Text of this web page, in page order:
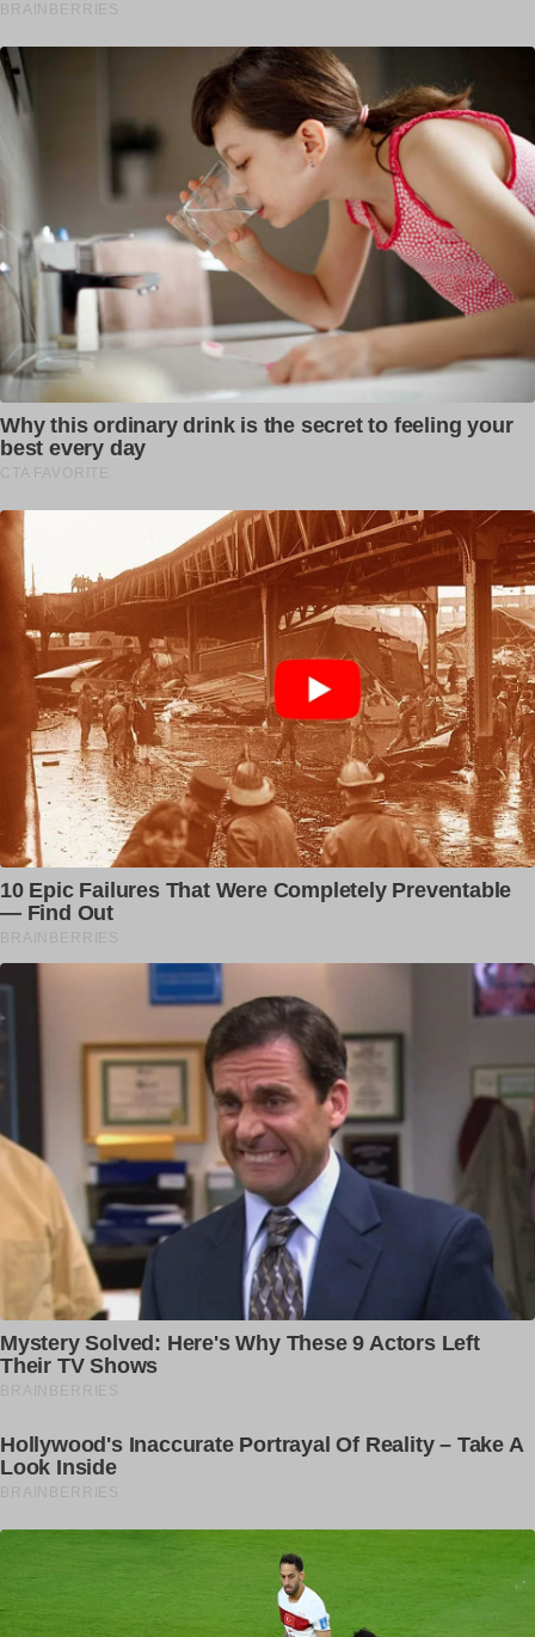
ਜਵਾਕਾਂ ਨਾਲ ਖੜੀ ਜਨਾਨੀ ਨਾਲ ਮੂੰਹ ਬੰਨ੍ਹ ਕੇ
ਆਇਆ ਬੰਦਾ ਕਰ...
dailypunjab
ਚੜ੍ਹਦੇ ਦਿਨ ਹੀ ਵੱਡੀ ਵਾ/ਰਦਾਤ, ਗੋ/ਲੀਆਂ ਨਾਲ
ਭੁੰਨਿਆ ਜਿੰਮ ਸੰਚਾਲਕ
dailypunjab
13 ਅਪ੍ਰੈਲ 1919 ਦਾ ਜਲਿਆਂਵਾਲਾ ਬਾਗ
ਹਤਿਆਕਾਂਡ ਕਦੇ ਵੀ ਭੁਲਾਇਆ ਨਹੀਂ...
dailypunjab
ਵੇਖ ਕੇ ਭੁੱਬਾਂ...
dailypunjab
ਖੇਤਾਂ ਚ ਬਰਫ਼ ਹੀ ਬਰਫ਼, ਹਜ਼ਾਰਾਂ ਏਕੜ ਫਸਲ ਦਾ
ਨੁਕਸਾਨ ਕੈਮਰੇ...
dailypunjab
ਚਲਦੇ ਭਾਸ਼ਣ ਚ ਬਿਕਰਮ ਮਜੀਠੀਆ ਨੂੰ ਆਹ ਕੀ
ਬੋਲੇ CM ਭਗਵੰਤ...
dailypunjab
ਡੇਢ ਮਹੀਨਾ ਪਹਿਲਾਂ ਕਿਸ਼ਤਾਂ ‘ਤੇ ਲਈਆਂ 3 ਮੱਝਾਂ
ਪੰਜਾਬ ‘ਚ ਇਕ ਹੋਰ ਸਰਪੰਚ ਦਾ ਕਤ+ਲ
dailypunjab
ਪੰਜਾਬ ਤੋਂ ਦਿੱਲੀ ਸਫ਼ਰ ਹੋਇਆ ਅੱਧਾ, ਦਿੱਲੀ
Expressway ਦੀ ਹੋਈ ਸ਼ੁਰੂਆਤ
dailypunjab
NO COMMENTS